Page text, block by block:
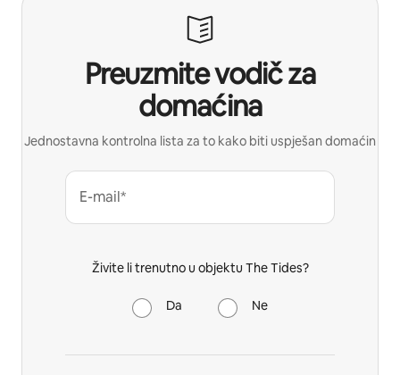
Preuzmite vodič za
domaćina
Jednostavna kontrolna lista za to kako biti uspješan domaćin
E-mail*
Živite li trenutno u objektu The Tides?
Da Ne